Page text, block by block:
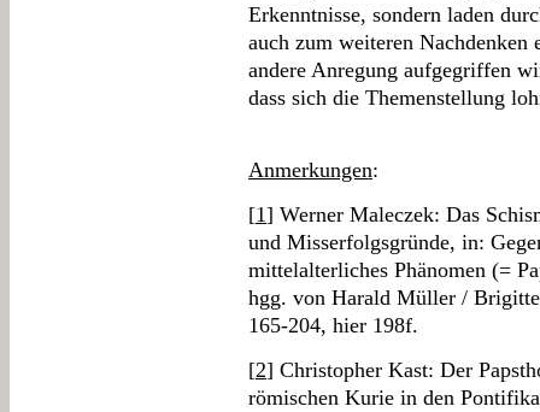
Erkenntnisse, sondern laden
auch zum weiteren
andere Anregung aufgegriffen
dass sich die Themenstellung
Anmerkungen:
[1] Werner Maleczek: Das
und Misserfolgsgründe, in:
mittelalterliches Phänomen (=
hgg. von Harald Müller /
165-204, hier 198f.
[2] Christopher Kast: Der
römischen Kurie in den